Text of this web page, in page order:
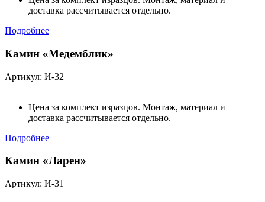
доставка рассчитывается отдельно.
Подробнее
Камин «Медемблик»
Артикул: И-32
Цена за комплект изразцов. Монтаж, материал и
доставка рассчитывается отдельно.
Подробнее
Камин «Ларен»
Артикул: И-31